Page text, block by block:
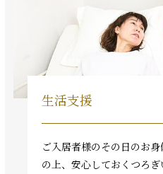
生活支援
ご入居者様のその日のお
の上、安心しておくつろ